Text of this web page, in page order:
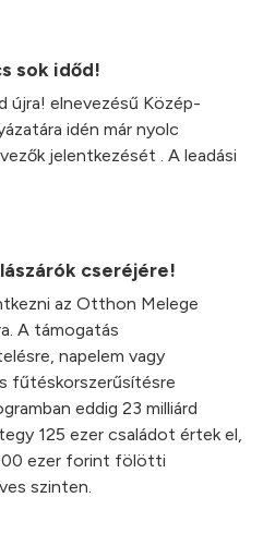
sok időd!
újra! elnevezésű Közép-
idén már nyolc
jelentkezését . A leadási
cseréjére!
az Otthon Melege
A támogatás
napelem vagy
fűtéskorszerűsítésre
eddig 23 milliárd
125 ezer családot értek el,
ezer forint fölötti
szinten.